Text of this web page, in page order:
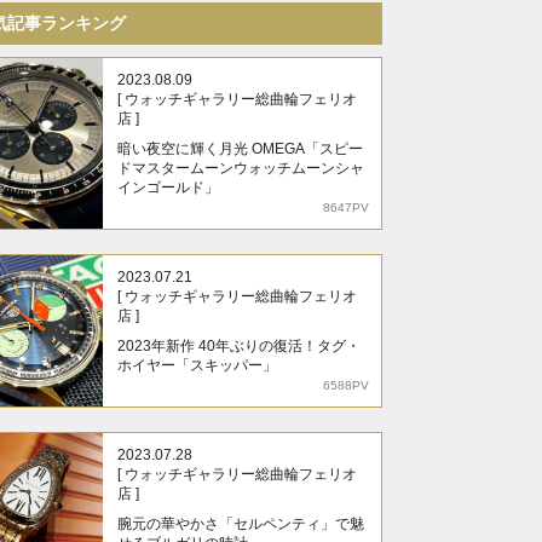
記事ランキング
2023.08.09
[ ウォッチギャラリー総曲輪フェリオ
店 ]
暗い夜空に輝く月光 OMEGA「スピー
ドマスタームーンウォッチムーンシャ
インゴールド」
8647PV
2023.07.21
[ ウォッチギャラリー総曲輪フェリオ
店 ]
2023年新作 40年ぶりの復活！タグ・
ホイヤー「スキッパー」
6588PV
2023.07.28
[ ウォッチギャラリー総曲輪フェリオ
店 ]
腕元の華やかさ「セルペンティ」で魅